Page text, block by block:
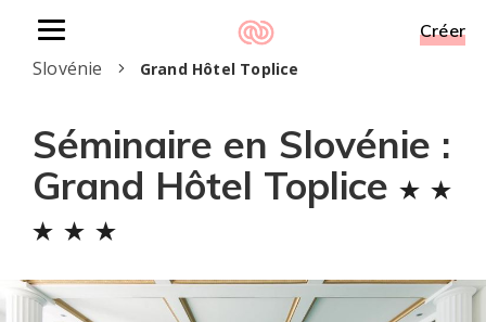
Toggle
Créer
Accueil Séminaire en Slovénie
Hôtels en
Slovénie
Grand Hôtel Toplice
Séminaire en Slovénie :
Grand Hôtel Toplice